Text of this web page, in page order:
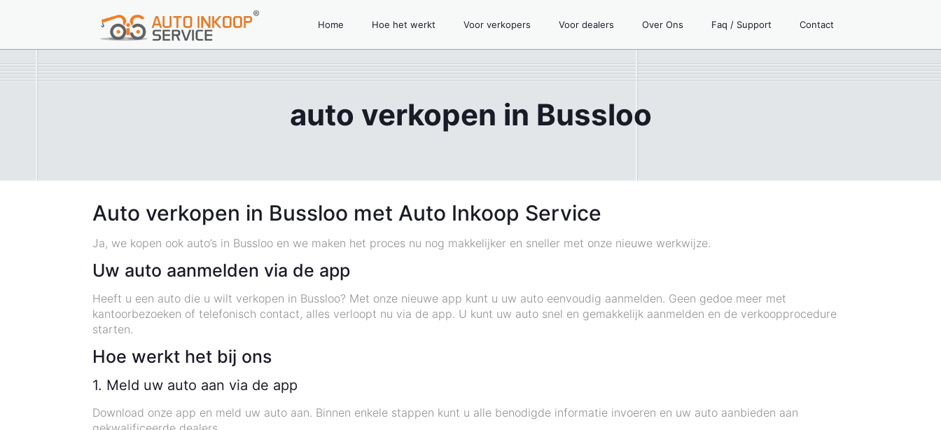
Home Hoe het werkt Voor verkopers Voor dealers Over Ons Faq / Support Contact
auto verkopen in Bussloo
Auto verkopen in Bussloo met Auto Inkoop Service
Ja, we kopen ook auto’s in Bussloo en we maken het proces nu nog makkelijker en sneller met onze nieuwe werkwijze.
Uw auto aanmelden via de app
Heeft u een auto die u wilt verkopen in Bussloo? Met onze nieuwe app kunt u uw auto eenvoudig aanmelden. Geen gedoe meer met
kantoorbezoeken of telefonisch contact, alles verloopt nu via de app. U kunt uw auto snel en gemakkelijk aanmelden en de verkoopprocedure
starten.
Hoe werkt het bij ons
1. Meld uw auto aan via de app
Download onze app en meld uw auto aan. Binnen enkele stappen kunt u alle benodigde informatie invoeren en uw auto aanbieden aan